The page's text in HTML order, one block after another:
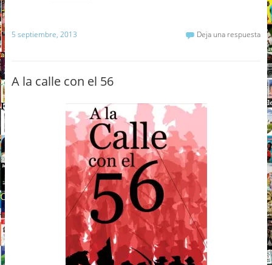
5 septiembre, 2013 Deja una respuesta
A la calle con el 56